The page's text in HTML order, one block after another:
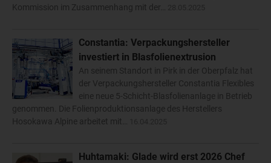
Kommission im Zusammenhang mit der…
Constantia: Verpackungshersteller
investiert in Blasfolienextrusion
An seinem Standort in Pirk in der Oberpfalz hat
der Verpackungshersteller Constantia Flexibles
eine neue 5-Schicht-Blasfolienanlage in Betrieb
genommen. Die Folienproduktionsanlage des Herstellers
Hosokawa Alpine arbeitet mit…
Huhtamaki: Glade wird erst 2026 Chef